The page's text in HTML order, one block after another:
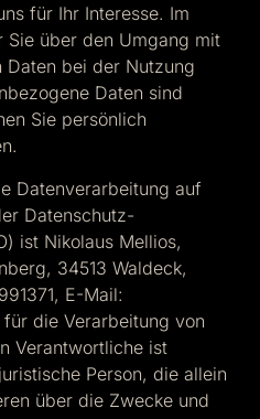
für Ihr Interesse. Im
Sie über den Umgang mit
Daten bei der Nutzung
Daten sind
Sie persönlich
Datenverarbeitung auf
Datenschutz-
ist Nikolaus Mellios,
34513 Waldeck,
E-Mail:
die Verarbeitung von
Verantwortliche ist
Person, die allein
über die Zwecke und